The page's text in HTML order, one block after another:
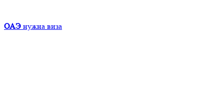
ОАЭ нужна виза